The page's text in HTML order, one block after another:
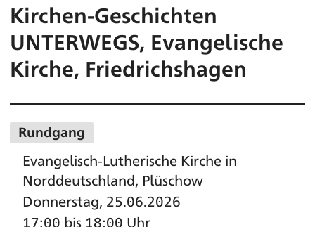
Kirchen-Geschichten
UNTERWEGS, Evangelische
Kirche, Friedrichshagen
Rundgang
Evangelisch-Lutherische Kirche in
Norddeutschland, Plüschow
Donnerstag, 25.06.2026
17:00 bis 18:00 Uhr